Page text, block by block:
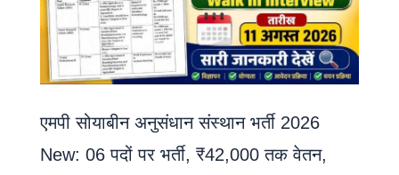
एमपी सोयाबीन अनुसंधान संस्थान भर्ती 2026
New: 06 पदों पर भर्ती, ₹42,000 तक वेतन,